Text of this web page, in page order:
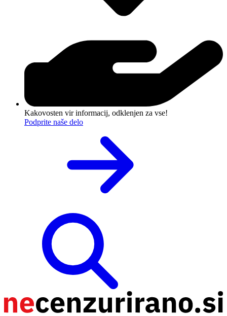
Kakovosten vir informacij, odklenjen za vse!
Podprite naše delo